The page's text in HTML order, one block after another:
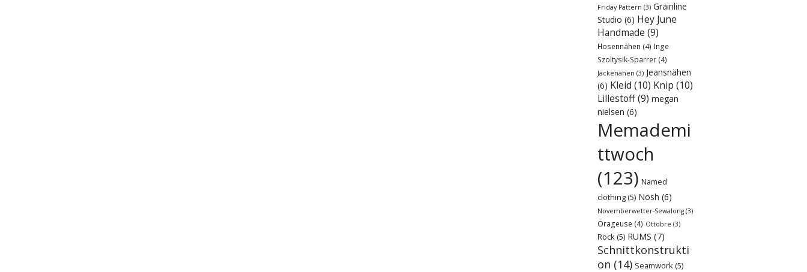
Friday Pattern (3) Grainline
Studio (6) Hey June
Handmade (9)
Hosennähen (4) Inge
Szoltysik-Sparrer (4)
Jackenähen (3) Jeansnähen
(6) Kleid (10) Knip (10)
Lillestoff(9) megan
nielsen (6)
Memademi
ttwoch
(123) Named
clothing (5) Nosh (6)
Novemberwetter-Sewalong (3)
Orageuse (4) Ottobre (3)
Rock (5) RUMS (7)
Schnittkonstrukti
on (14) Seamwork (5)